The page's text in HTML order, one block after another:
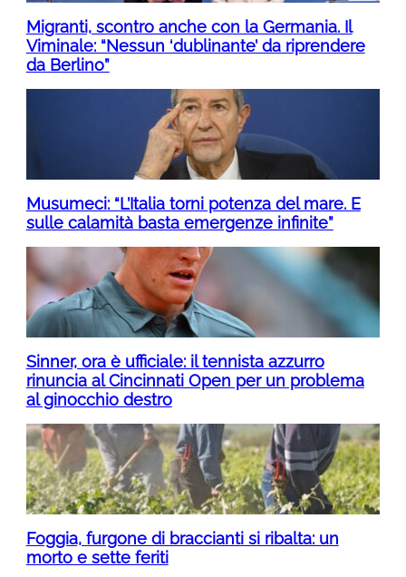
Migranti, scontro anche con la Germania. Il
Viminale: “Nessun ‘dublinante’ da riprendere
da Berlino”
Musumeci: “L’Italia torni potenza del mare. E
sulle calamità basta emergenze infinite”
Sinner, ora è ufficiale: il tennista azzurro
rinuncia al Cincinnati Open per un problema
al ginocchio destro
Foggia, furgone di braccianti si ribalta: un
morto e sette feriti